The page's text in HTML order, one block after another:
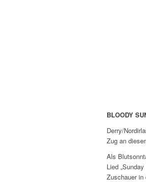
BLOODY
Derry/
Zug an
Als
Lied
Zuschauer in